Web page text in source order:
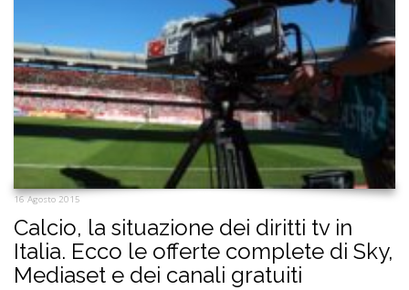
16 Agosto 2015
Calcio, la situazione dei diritti tv in
Italia. Ecco le offerte complete di Sky,
Mediaset e dei canali gratuiti